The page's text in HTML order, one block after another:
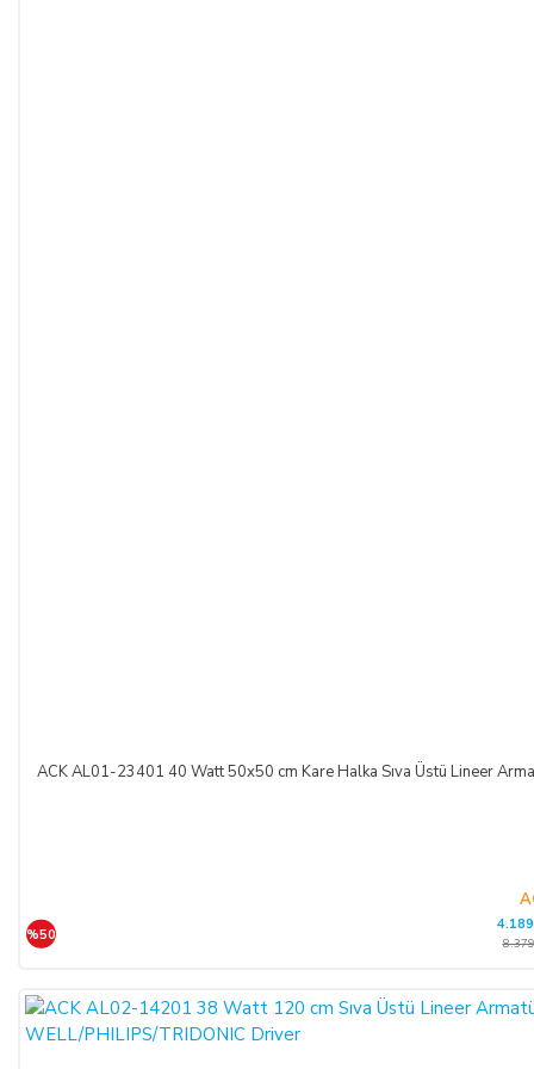
ACK AL01-23401 40 Watt 50x50 cm Kare Halka Sıva Üstü Lineer
%50